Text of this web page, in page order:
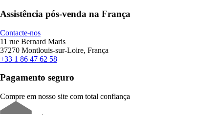
Assistência pós-venda na França
Contacte-nos
11 rue Bernard Maris
37270 Montlouis-sur-Loire, França
+33 1 86 47 62 58
Pagamento seguro
Compre em nosso site com total confiança